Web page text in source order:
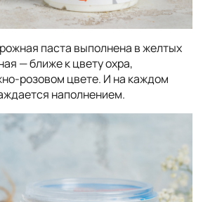
паста выполнена в желтых
— ближе к цвету охра,
розовом цвете. И на каждом
наполнением.